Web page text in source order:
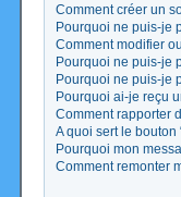
Comment créer un
Pourquoi ne puis-je
Comment modifier
Pourquoi ne puis-je
Pourquoi ne puis-je
Pourquoi ai-je reçu
Comment rapporter
A quoi sert le
Pourquoi mon
Comment remonter